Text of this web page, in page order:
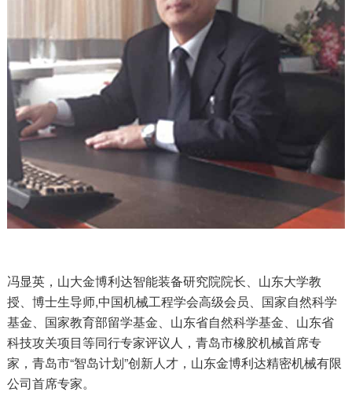
冯显英，山大金博利达智能装备研究院院长、山东大学教
授、博士生导师,中国机械工程学会高级会员、国家自然科学
基金、国家教育部留学基金、山东省自然科学基金、山东省
科技攻关项目等同行专家评议人，青岛市橡胶机械首席专
家，青岛市“智岛计划”创新人才，山东金博利达精密机械有限
公司首席专家。